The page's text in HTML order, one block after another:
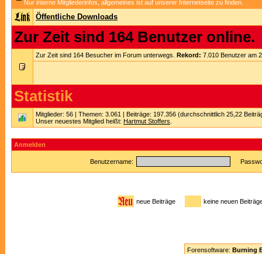
Nur interne Mitgliederinfos, allgemeines ist auf unserer Internetseite zu finden.
Öffentliche Downloads
Zur Zeit sind 164 Benutzer online.
Zur Zeit sind 164 Besucher im Forum unterwegs. Rekord: 7.010 Benutzer am
Statistik
Mitglieder: 56 | Themen: 3.061 | Beiträge: 197.356 (durchschnittlich 25,22
Unser neuestes Mitglied heißt: Hartmut Stoffers
Anmelden
Benutzername:
neue Beiträge keine neuen
Forensoftware: Burning